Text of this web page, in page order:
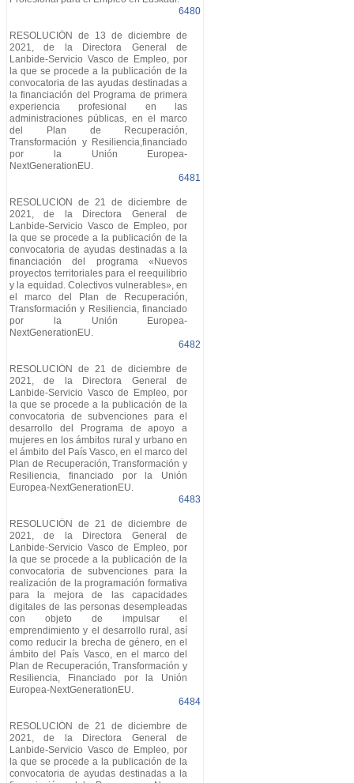
6480
RESOLUCIÓN de 13 de diciembre de
2021, de la Directora General de
Lanbide-Servicio Vasco de Empleo, por
la que se procede a la publicación de la
convocatoria de las ayudas destinadas a
la financiación del Programa de primera
experiencia profesional en las
administraciones públicas, en el marco
del Plan de Recuperación,
Transformación y Resiliencia,financiado
por la Unión Europea-
NextGenerationEU.
6481
RESOLUCIÓN de 21 de diciembre de
2021, de la Directora General de
Lanbide-Servicio Vasco de Empleo, por
la que se procede a la publicación de la
convocatoria de ayudas destinadas a la
financiación del programa «Nuevos
proyectos territoriales para el reequilibrio
y la equidad. Colectivos vulnerables», en
el marco del Plan de Recuperación,
Transformación y Resiliencia, financiado
por la Unión Europea-
NextGenerationEU.
6482
RESOLUCIÓN de 21 de diciembre de
2021, de la Directora General de
Lanbide-Servicio Vasco de Empleo, por
la que se procede a la publicación de la
convocatoria de subvenciones para el
desarrollo del Programa de apoyo a
mujeres en los ámbitos rural y urbano en
el ámbito del País Vasco, en el marco del
Plan de Recuperación, Transformación y
Resiliencia, financiado por la Unión
Europea-NextGenerationEU.
6483
RESOLUCIÓN de 21 de diciembre de
2021, de la Directora General de
Lanbide-Servicio Vasco de Empleo, por
la que se procede a la publicación de la
convocatoria de subvenciones para la
realización de la programación formativa
para la mejora de las capacidades
digitales de las personas desempleadas
con objeto de impulsar el
emprendimiento y el desarrollo rural, así
como reducir la brecha de género, en el
ámbito del País Vasco, en el marco del
Plan de Recuperación, Transformación y
Resiliencia, Financiado por la Unión
Europea-NextGenerationEU.
6484
RESOLUCIÓN de 21 de diciembre de
2021, de la Directora General de
Lanbide-Servicio Vasco de Empleo, por
la que se procede a la publicación de la
convocatoria de ayudas destinadas a la